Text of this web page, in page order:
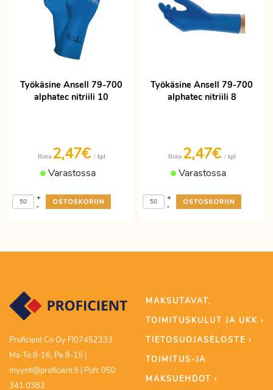
Työkäsine Ansell 79-700
alphatec nitriili 10
Hinta 2,47€ / kpl
Varastossa
-
+
Työkäsine Ansell 79-700
alphatec nitriili 8
Hinta 2,47€ / kpl
Varastossa
-
+
Proficient Co Oy FI07452333
Ma-To 8-16, Pe 8-15 |
myynti@proficient.fi | Puh: 050
341 0382
MAKSUTAVAT,
TOIMITUSKULUT JA UKK ›
TIETOSUOJASELOSTE ›
TOIMITUS-JA
MAKSUEHDOT ›